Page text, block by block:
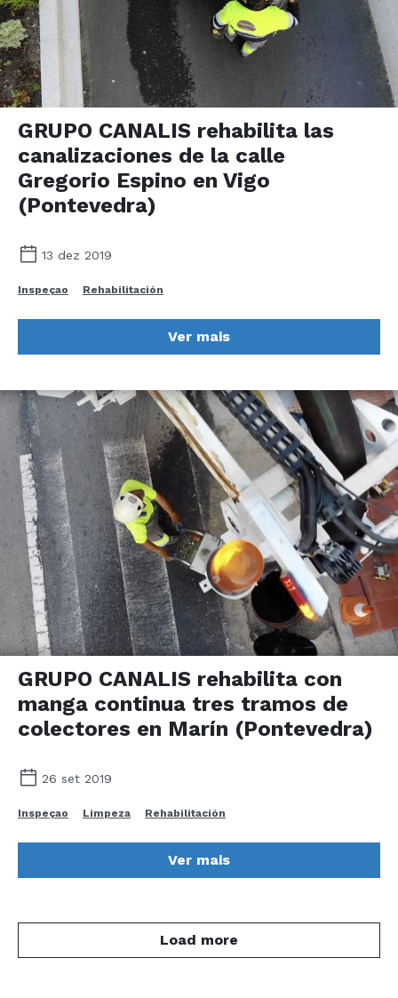
GRUPO CANALIS rehabilita las
canalizaciones de la calle
Gregorio Espino en Vigo
(Pontevedra)
13 dez 2019
Inspeçao Rehabilitación
Ver mais
GRUPO CANALIS rehabilita con
manga continua tres tramos de
colectores en Marín (Pontevedra)
26 set 2019
Inspeçao Limpeza Rehabilitación
Ver mais
Load more